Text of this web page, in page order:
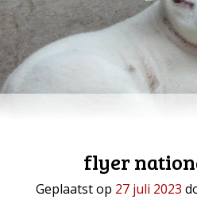
flyer
Geplaatst op 27 juli 2023